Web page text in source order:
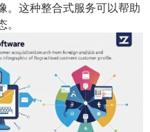
。这种整合式服务可以帮助